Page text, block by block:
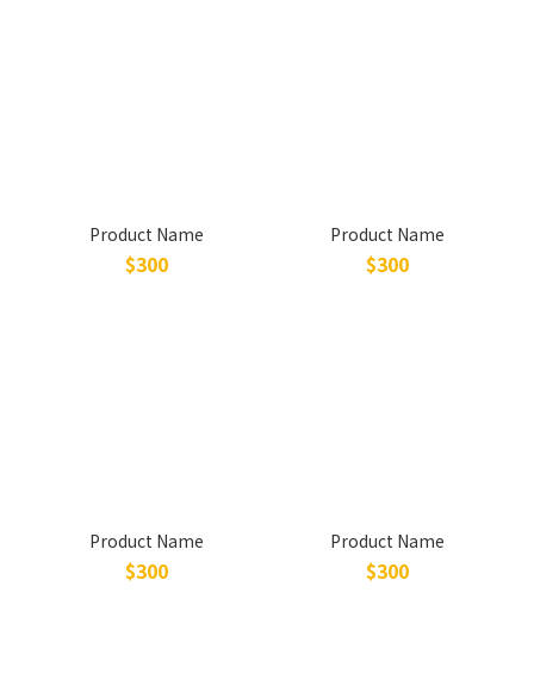
Product Name
$300
Product Name
$300
Product Name
$300
Product Name
$300